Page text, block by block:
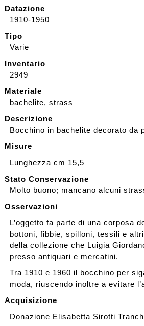
Datazione
1910-1950
Tipo
Varie
Inventario
2949
Materiale
bachelite, strass
Descrizione
Bocchino in bachelite decorato da
Misure
Lunghezza cm 15,5
Stato Conservazione
Molto buono; mancano alcuni
Osservazioni
L’oggetto fa parte di una corposa
bottoni, fibbie, spilloni, tessili e
della collezione che Luigia
presso antiquari e mercatini.
Tra 1910 e 1960 il bocchino per
moda, riuscendo inoltre a evitare
Acquisizione
Donazione Elisabetta Sirotti